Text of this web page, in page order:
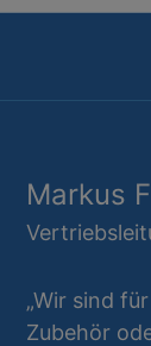
Markus
„Wir sind
Zubehör